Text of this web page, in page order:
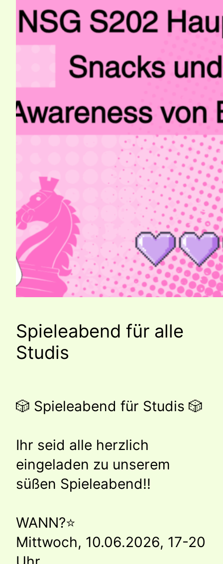
Spieleabend für alle
Studis
🎲 Spieleabend für Studis 🎲
Ihr seid alle herzlich
eingeladen zu unserem
süßen Spieleabend!!
WANN?⭐️
Mittwoch, 10.06.2026, 17-20